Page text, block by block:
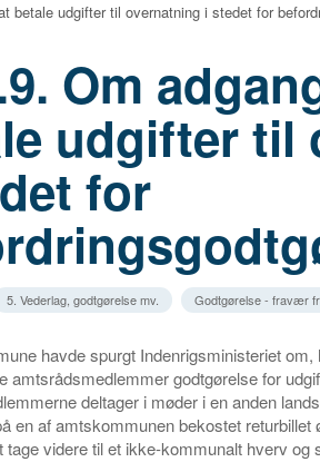
betale udgifter til overnatning i stedet for
Om
udgifter til
for
5. Vederlag, godtgørelse mv. Godtgørelse - fravær
havde spurgt Indenrigsministeriet
amtsrådsmedlemmer godtgørelse for
deltager i møder i en anden
en af amtskommunen bekostet returbillet
tage videre til et ikke-kommunalt hverv og